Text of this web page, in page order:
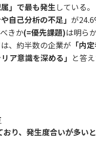
属」で最も発生している。
自己分析の不足」 が
きか(=優先課題)は明ら
、約半数の企業が 「内
ア意識を深める」 と答え
り、発生度合いが多い